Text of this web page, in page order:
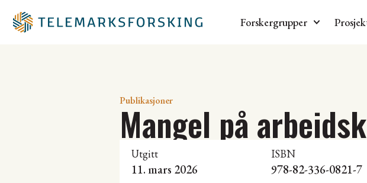
Forskergrupper
Publikasjoner
Mangel på
Utgitt
11. mars 2026
ISBN
978-82-336-0821-7